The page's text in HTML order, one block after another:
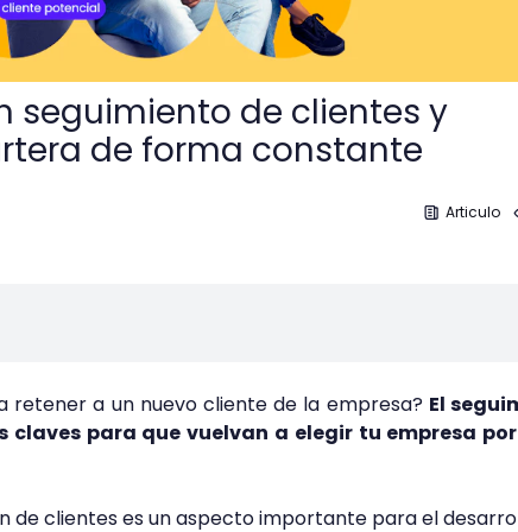
seguimiento de clientes y
de forma constante
Articulo
retener a un nuevo cliente de la empresa? El
claves para que vuelvan a elegir tu empresa
de clientes es un aspecto importante para el